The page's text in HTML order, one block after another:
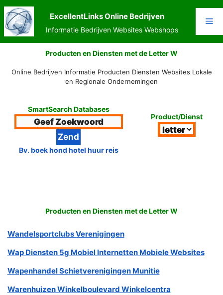
Ga
naar
de
inhoud
ExcellentLinks Online Bedrijven
Informatie Bedrijven Websites Webshops
Producten en Diensten met de Letter W
Online Bedrijven Informatie Producten Diensten Websites Lokale
en Regionale Ondernemingen
SmartSearch Databases
Bv. boek hond hotel huur reis
Product/Dienst
Producten en Diensten met de Letter W
Wandelsportclubs Verenigingen
Wap Diensten 5g Mobiel Internetten Mobiele Websites
Wapenhandel Schietverenigingen Munitie
Warenhuizen Winkelboulevard Winkelcentra